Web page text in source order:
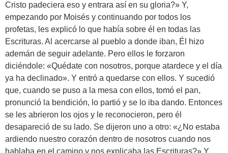
Cristo padeciera eso y entrara así en su gloria?» Y,
empezando por Moisés y continuando por todos los
profetas, les explicó lo que había sobre él en todas las
Escrituras. Al acercarse al pueblo a donde iban, Él hizo
ademán de seguir adelante. Pero ellos le forzaron
diciéndole: «Quédate con nosotros, porque atardece y el día
ya ha declinado». Y entró a quedarse con ellos. Y sucedió
que, cuando se puso a la mesa con ellos, tomó el pan,
pronunció la bendición, lo partió y se lo iba dando. Entonces
se les abrieron los ojos y le reconocieron, pero él
desapareció de su lado. Se dijeron uno a otro: «¿No estaba
ardiendo nuestro corazón dentro de nosotros cuando nos
hablaba en el camino y nos explicaba las Escrituras?» Y,